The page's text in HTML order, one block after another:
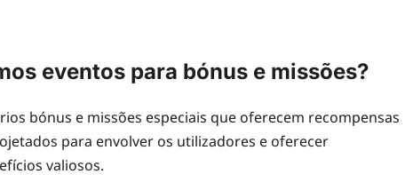
eventos para bónus e missões?
bónus e missões especiais que oferecem recompensas
para envolver os utilizadores e oferecer
valiosos.